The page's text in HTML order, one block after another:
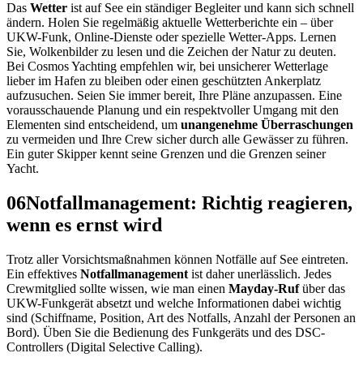
Das Wetter ist auf See ein ständiger Begleiter und kann sich schnell
ändern. Holen Sie regelmäßig aktuelle Wetterberichte ein – über
UKW-Funk, Online-Dienste oder spezielle Wetter-Apps. Lernen
Sie, Wolkenbilder zu lesen und die Zeichen der Natur zu deuten.
Bei Cosmos Yachting empfehlen wir, bei unsicherer Wetterlage
lieber im Hafen zu bleiben oder einen geschützten Ankerplatz
aufzusuchen. Seien Sie immer bereit, Ihre Pläne anzupassen. Eine
vorausschauende Planung und ein respektvoller Umgang mit den
Elementen sind entscheidend, um unangenehme Überraschungen
zu vermeiden und Ihre Crew sicher durch alle Gewässer zu führen.
Ein guter Skipper kennt seine Grenzen und die Grenzen seiner
Yacht.
06Notfallmanagement: Richtig reagieren,
wenn es ernst wird
Trotz aller Vorsichtsmaßnahmen können Notfälle auf See eintreten.
Ein effektives Notfallmanagement ist daher unerlässlich. Jedes
Crewmitglied sollte wissen, wie man einen Mayday-Rufüber das
UKW-Funkgerät absetzt und welche Informationen dabei wichtig
sind (Schiffname, Position, Art des Notfalls, Anzahl der Personen an
Bord). Üben Sie die Bedienung des Funkgeräts und des DSC-
Controllers (Digital Selective Calling).